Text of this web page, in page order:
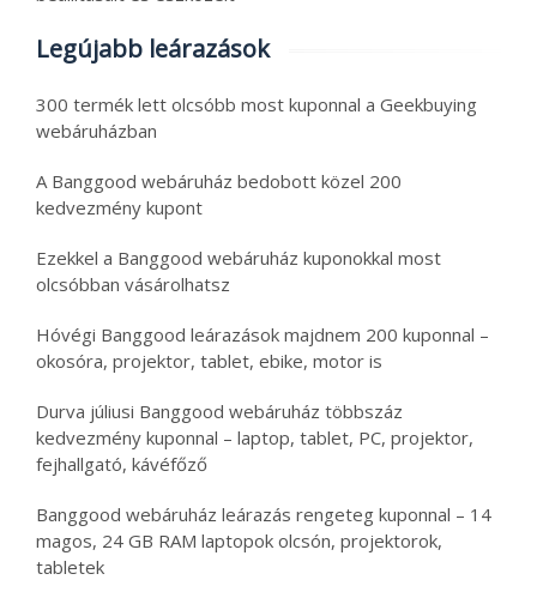
Legújabb leárazások
300 termék lett olcsóbb most kuponnal a Geekbuying
webáruházban
A Banggood webáruház bedobott közel 200
kedvezmény kupont
Ezekkel a Banggood webáruház kuponokkal most
olcsóbban vásárolhatsz
Hóvégi Banggood leárazások majdnem 200 kuponnal –
okosóra, projektor, tablet, ebike, motor is
Durva júliusi Banggood webáruház többszáz
kedvezmény kuponnal – laptop, tablet, PC, projektor,
fejhallgató, kávéfőző
Banggood webáruház leárazás rengeteg kuponnal – 14
magos, 24 GB RAM laptopok olcsón, projektorok,
tabletek